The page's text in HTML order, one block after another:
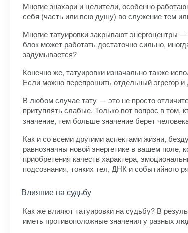
Многие знахари и целители, особенно
себя (часть или всю душу) во служение тем
Многие татуировки закрывают энергоцентры
блок может работать достаточно сильно,
задумывается?
Конечно же, татуировки изначально также
Если можно перепрошить отдельный эгрегор
В любом случае тату — это не просто
притуплять слабые. Только вот вопрос в том,
значение, тем больше значение берет
Как и со всеми другими аспектами жизни,
равнозначны новой энергетике в вашем
приобретения качеств характера,
подсознания, тонких тел, ДНК и событийного
Влияние на судьбу
Как же влияют татуировки на судьбу? В
иметь противоположные значения у разных